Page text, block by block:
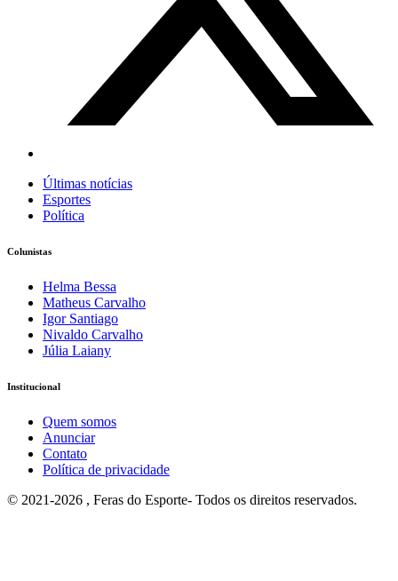
Últimas notícias
Esportes
Política
Colunistas
Helma Bessa
Matheus Carvalho
Igor Santiago
Nivaldo Carvalho
Júlia Laiany
Institucional
Quem somos
Anunciar
Contato
Política de privacidade
© 2021-2026 , Feras do Esporte- Todos os direitos reservados.